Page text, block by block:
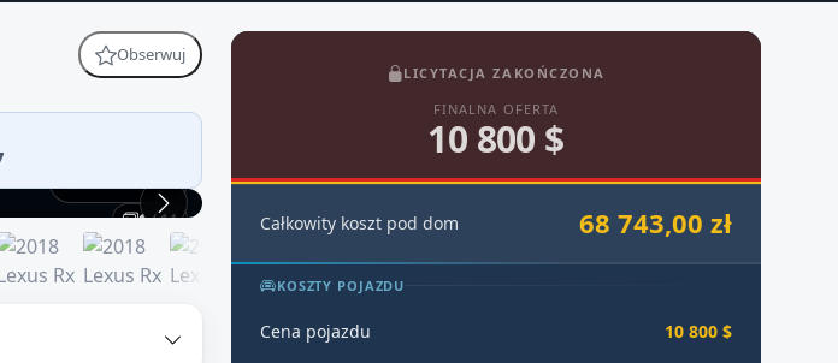
Obserwuj
1 / 14
Praca silnika
LICYTACJA ZAKOŃCZONA
FINALNA OFERTA
10 800 $
Całkowity koszt pod dom 68 743,00 zł
KOSZTY POJAZDU
Cena pojazdu
10 800 $